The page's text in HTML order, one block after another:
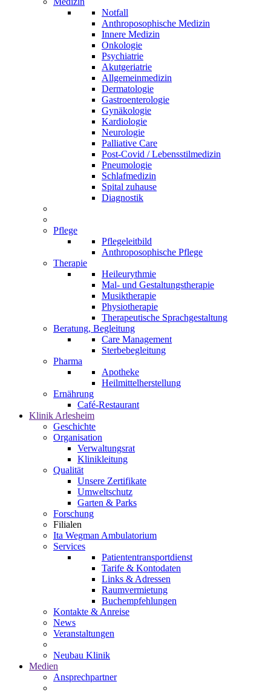
Notfall
Anthroposophische Medizin
Innere Medizin
Onkologie
Psychiatrie
Akutgeriatrie
Allgemeinmedizin
Dermatologie
Gastroenterologie
Gynäkologie
Kardiologie
Neurologie
Palliative Care
Post-Covid / Lebensstilmedizin
Pneumologie
Schlafmedizin
Spital zuhause
Diagnostik
Pflege
Pflegeleitbild
Anthroposophische Pflege
Therapie
Heileurythmie
Mal- und Gestaltungstherapie
Musiktherapie
Physiotherapie
Therapeutische Sprachgestaltung
Beratung, Begleitung
Care Management
Sterbebegleitung
Pharma
Apotheke
Heilmittelherstellung
Ernährung
Café-Restaurant
Klinik Arlesheim
Geschichte
Organisation
Verwaltungsrat
Klinikleitung
Qualität
Unsere Zertifikate
Umweltschutz
Garten & Parks
Forschung
Filialen
Ita Wegman Ambulatorium
Services
Patiententransportdienst
Tarife & Kontodaten
Links & Adressen
Raumvermietung
Buchempfehlungen
Kontakte & Anreise
News
Veranstaltungen
Neubau Klinik
Medien
Ansprechpartner